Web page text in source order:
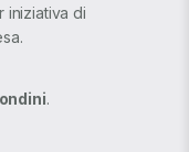
iniziativa di
.